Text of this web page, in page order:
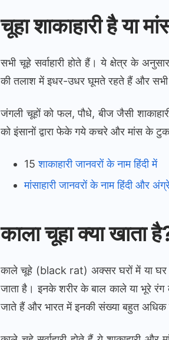
चूहा शाकाहारी है या
सभी चूहे सर्वाहारी होते हैं। ये क्षेत्र के
की तलाश में इधर-उधर घूमते रहते हैं और
जंगली चूहों को फल, पौधे, बीज जैसी
को इंसानों द्वारा फेके गये कचरे और मांस के
15शाकाहारी जानवरों के नाम हिंदी में
मांसाहारी जानवरों के नाम हिंदी और
काला चूहा क्या खाता
काले चूहे (black rat) अक्सर घरों में या घर
जाता है। इनके शरीर के बाल काले या भूरे रंग
जाते हैं और भारत में इनकी संख्या बहुत अधिक